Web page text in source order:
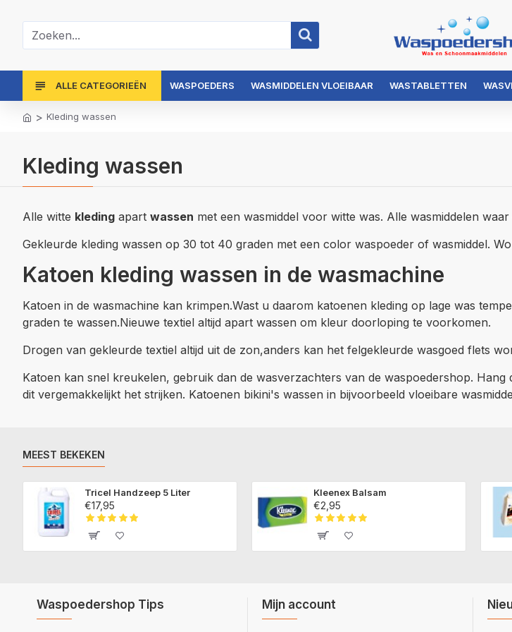
ALLE CATEGORIEËN WASPOEDERS WASMIDDELEN VLOEIBAAR WASTABLETTEN
Kleding wassen
Kleding wassen
Alle witte kleding apart wassen met een wasmiddel voor witte was. Alle wasmiddelen
Gekleurde kleding wassen op 30 tot 40 graden met een color waspoeder of wasmiddel.
Katoen kleding wassen in de wasmachine
Katoen in de wasmachine kan krimpen.Wast u daarom katoenen kleding op lage was
graden te wassen.Nieuwe textiel altijd apart wassen om kleur doorloping te voorkomen.
Drogen van gekleurde textiel altijd uit de zon,anders kan het felgekleurde wasgoed flets
Katoen kan snel kreukelen, gebruik dan de wasverzachters van de waspoedershop.
dit vergemakkelijkt het strijken. Katoenen bikini's wassen in bijvoorbeeld vloeibare
MEEST BEKEKEN
Tricel Handzeep 5 Liter
€17,95
Kleenex Balsam
€2,95
Waspoedershop Tips Mijn account